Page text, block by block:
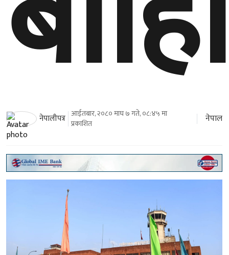
नेपालीपत्र आईतबार, २०८० माघ ७ गते, ०८:४५ मा
प्रकाशित
नेपाल